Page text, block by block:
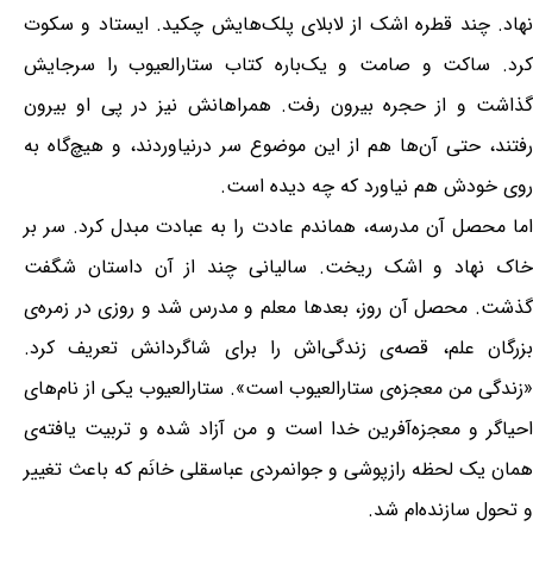
نهاد. چند قطره اشک از لابلای پلک‌هایش چکید. ایستاد و سکوت
کرد. ساکت و صامت و یک‌باره کتاب ستارالعیوب را سرجایش
گذاشت و از حجره بیرون رفت. همراهانش نیز در پی او بیرون
رفتند، حتی آن‌ها هم از این موضوع سر درنیاوردند، و هیچ‌گاه به
روی خودش هم نیاورد که چه دیده است.
اما محصل آن مدرسه، هماندم عادت را به عبادت مبدل کرد. سر بر
خاک نهاد و اشک ریخت. سالیانی چند از آن داستان شگفت
گذشت. محصل آن روز، بعدها معلم و مدرس شد و روزی در زمره‌ی
بزرگان علم، قصه‌ی زندگی‌اش را برای شاگردانش تعریف کرد.
«زندگی من معجزه‌ی ستارالعیوب است». ستارالعیوب یکی از نام‌های
احیاگر و معجزه‌آفرین خدا است و من آزاد شده و تربیت یافته‌ی
همان یک لحظه رازپوشی و جوانمردی عباسقلی خانَم که باعث تغییر
و تحول سازنده‌ام شد.